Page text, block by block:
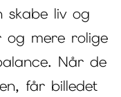
skabe liv og
og mere rolige
Når de
får billedet